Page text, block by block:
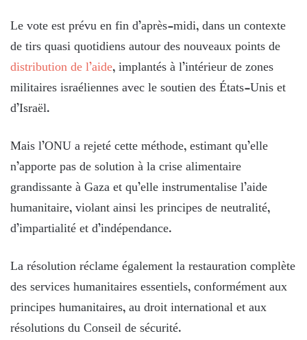
Le vote est prévu en fin d’après-midi, dans un contexte
de tirs quasi quotidiens autour des nouveaux points de
distribution de l’aide, implantés à l’intérieur de zones
militaires israéliennes avec le soutien des États-Unis et
d’Israël.
Mais l’ONU a rejeté cette méthode, estimant qu’elle
n’apporte pas de solution à la crise alimentaire
grandissante à Gaza et qu’elle instrumentalise l’aide
humanitaire, violant ainsi les principes de neutralité,
d’impartialité et d’indépendance.
La résolution réclame également la restauration complète
des services humanitaires essentiels, conformément aux
principes humanitaires, au droit international et aux
résolutions du Conseil de sécurité.